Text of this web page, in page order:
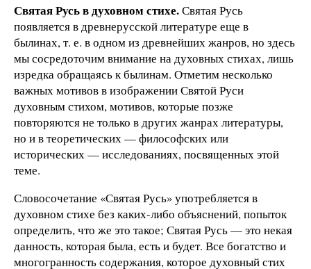
Святая Русь в духовном стихе.Святая Русь
появляется в древнерусской литературе еще в
былинах, т. е. в одном из древнейших жанров, но здесь
мы сосредоточим внимание на духовных стихах, лишь
изредка обращаясь к былинам. Отметим несколько
важных мотивов в изображении Святой Руси
духовным стихом, мотивов, которые позже
повторяются не только в других жанрах литературы,
но и в теоретических — философских или
исторических — исследованиях, посвященных этой
теме.
Словосочетание «Святая Русь» употребляется в
духовном стихе без каких-либо объяснений, попыток
определить, что же это такое; Святая Русь — это некая
данность, которая была, есть и будет. Все богатство и
многогранность содержания, которое духовный стих